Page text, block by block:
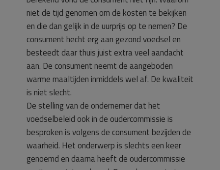
niet de tijd genomen om de kosten te bekijken
en die dan gelijk in de uurprijs op te nemen? De
consument hecht erg aan gezond voedsel en
besteedt daar thuis juist extra veel aandacht
aan. De consument neemt de aangeboden
warme maaltijden inmiddels wel af. De kwaliteit
is niet slecht.
De stelling van de ondernemer dat het
voedselbeleid ook in de oudercommissie is
besproken is volgens de consument bezijden de
waarheid. Het onderwerp is slechts een keer
genoemd en daarna heeft de oudercommissie